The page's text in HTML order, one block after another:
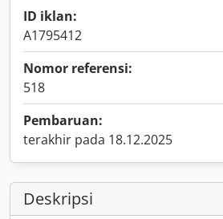
ID iklan:
A1795412
Nomor referensi:
518
Pembaruan:
terakhir pada 18.12.2025
Deskripsi